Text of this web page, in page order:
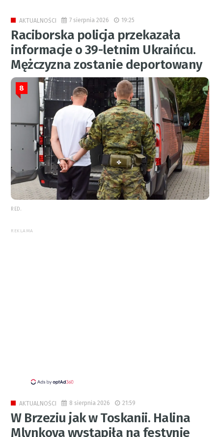
AKTUALNOŚCI 7 sierpnia 2026 19:25
Raciborska policja przekazała
informacje o 39-letnim Ukraińcu.
Mężczyzna zostanie deportowany
8
RED.
REKLAMA
AKTUALNOŚCI 8 sierpnia 2026 21:59
W Brzeziu jak w Toskanii. Halina
Mlynkova wystąpiła na festynie